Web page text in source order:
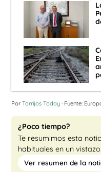
Por Torrijos Today · Fuente:
¿Poco tiempo?
Te resumimos esta
habituales en un vistazo.
Ver resumen de la